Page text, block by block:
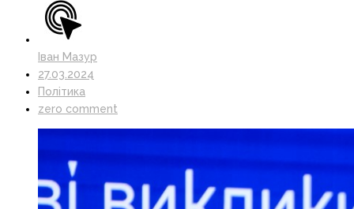
Іван Мазур
27.03.2024
Політика
zero comment